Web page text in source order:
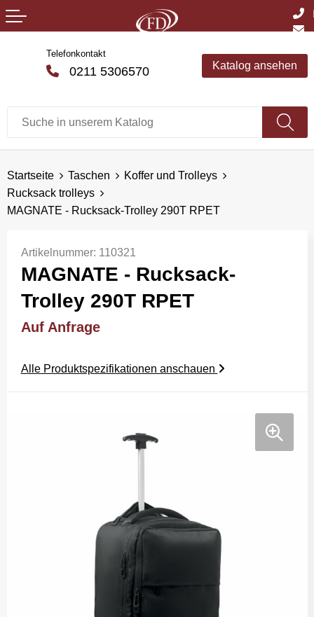
Telefonkontakt
0211 5306570 Katalog ansehen
Startseite Taschen
Koffer und Trolleys
Rucksack trolleys
MAGNATE - Rucksack-Trolley 290T RPET
Artikelnummer: 110321
MAGNATE - Rucksack-
Trolley 290T RPET
Auf Anfrage
Alle Produktspezifikationen anschauen